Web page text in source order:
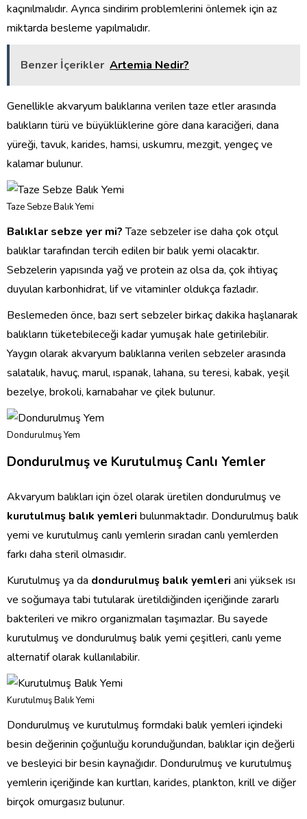
kaçınılmalıdır. Ayrıca sindirim problemlerini önlemek için az
miktarda besleme yapılmalıdır.
Benzer İçerikler Artemia Nedir?
Genellikle akvaryum balıklarına verilen taze etler arasında
balıkların türü ve büyüklüklerine göre dana karaciğeri, dana
yüreği, tavuk, karides, hamsi, uskumru, mezgit, yengeç ve
kalamar bulunur.
Taze Sebze Balık Yemi
Balıklar sebze yer mi?Taze sebzeler ise daha çok otçul
balıklar tarafından tercih edilen bir balık yemi olacaktır.
Sebzelerin yapısında yağ ve protein az olsa da, çok ihtiyaç
duyulan karbonhidrat, lif ve vitaminler oldukça fazladır.
Beslemeden önce, bazı sert sebzeler birkaç dakika haşlanarak
balıkların tüketebileceği kadar yumuşak hale getirilebilir.
Yaygın olarak akvaryum balıklarına verilen sebzeler arasında
salatalık, havuç, marul, ıspanak, lahana, su teresi, kabak, yeşil
bezelye, brokoli, karnabahar ve çilek bulunur.
Dondurulmuş Yem
Dondurulmuş ve Kurutulmuş Canlı Yemler
Akvaryum balıkları için özel olarak üretilen dondurulmuş ve
kurutulmuş balık yemleri bulunmaktadır. Dondurulmuş balık
yemi ve kurutulmuş canlı yemlerin sıradan canlı yemlerden
farkı daha steril olmasıdır.
Kurutulmuş ya da dondurulmuş balık yemleri ani yüksek ısı
ve soğumaya tabi tutularak üretildiğinden içeriğinde zararlı
bakterileri ve mikro organizmaları taşımazlar. Bu sayede
kurutulmuş ve dondurulmuş balık yemi çeşitleri, canlı yeme
alternatif olarak kullanılabilir.
Kurutulmuş Balık Yemi
Dondurulmuş ve kurutulmuş formdaki balık yemleri içindeki
besin değerinin çoğunluğu korunduğundan, balıklar için değerli
ve besleyici bir besin kaynağıdır. Dondurulmuş ve kurutulmuş
yemlerin içeriğinde kan kurtları, karides, plankton, krill ve diğer
birçok omurgasız bulunur.